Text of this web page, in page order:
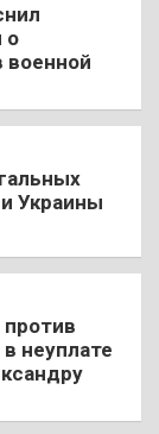
о
военной
Украины
неуплате